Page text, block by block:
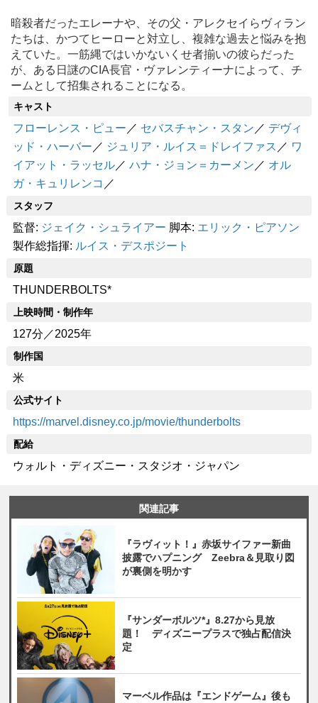
暗殺者だったエレーナや、その父・アレクセイらヴィラン
たちは、かつてヒーローと対立し、複雑な過去と悩みを抱
えていた。一筋縄ではいかないくせ者揃いの彼らだった
が、ある日謎のCIA長官・ヴァレンティーナによって、チ
ームとして招集されることになる。
キャスト
フローレンス・ピュー ／ セバスチャン・スタン ／ デヴィ
ッド・ハーバー ／ ジュリア・ルイス＝ドレイファス ／ ワ
イアット・ラッセル／ハナ・ジョン＝カーメン ／ オル
ガ・キュリレンコ ／
スタッフ
監督: ジェイク・シュライアー 脚本: エリック・ピアソン
製作総指揮: ルイス・デスポジート
原題
THUNDERBOLTS*
上映時間・制作年
127分／2025年
制作国
米
公式サイト
https://marvel.disney.co.jp/movie/thunderbolts
配給
ウォルト・ディズニー・スタジオ・ジャパン
関連記事
『ラヴィット！』赤坂サイファー新曲
披露でハプニング Zeebra＆見取り図
が裏側を明かす
『サンダーボルツ*』8.27から見放
題！ ディズニープラスで独占配信決
定
マーベル作品は『エンドゲーム』後も